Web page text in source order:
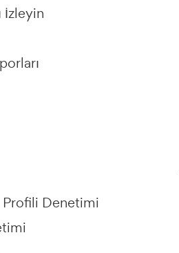
İzleyin
Denetimi